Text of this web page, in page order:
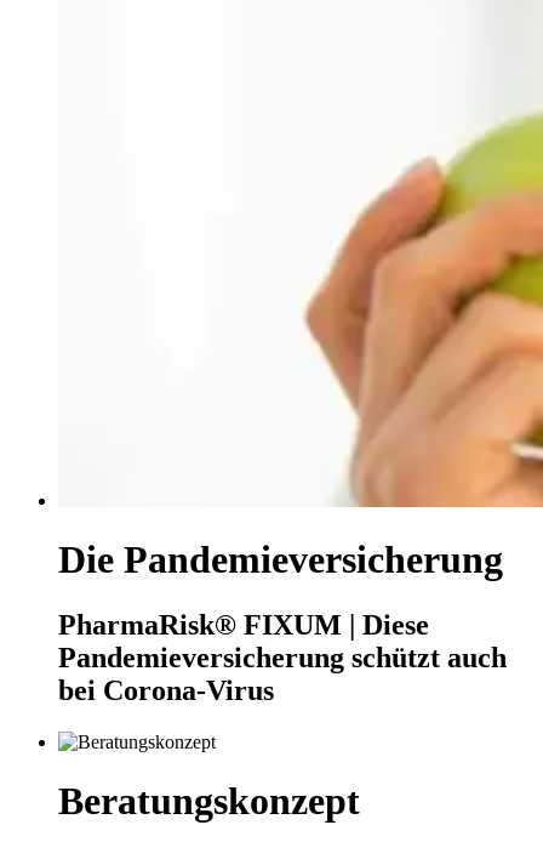
Die Pandemieversicherung
PharmaRisk® FIXUM | Diese
Pandemieversicherung schützt auch
bei Corona-Virus
Beratungskonzept